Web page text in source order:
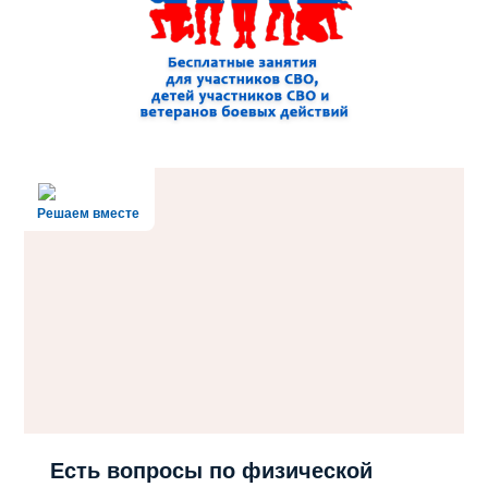
Решаем вместе
Есть вопросы по физической